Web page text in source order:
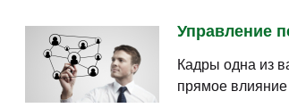
Управление
Кадры одна из
прямое